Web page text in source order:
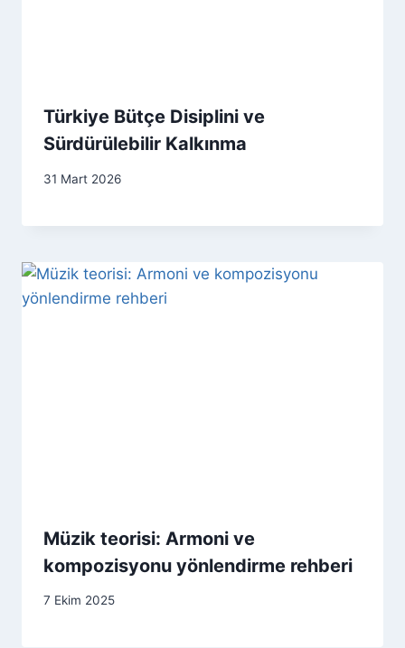
Türkiye Bütçe Disiplini ve
Sürdürülebilir Kalkınma
31 Mart 2026
Müzik teorisi: Armoni ve
kompozisyonu yönlendirme rehberi
7 Ekim 2025